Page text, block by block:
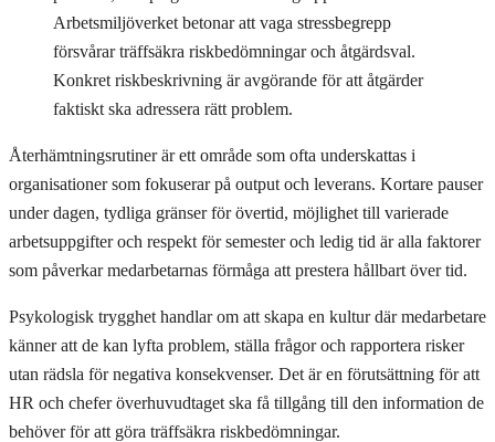
Arbetsmiljöverket betonar att vaga stressbegrepp
försvårar träffsäkra riskbedömningar och åtgärdsval.
Konkret riskbeskrivning är avgörande för att åtgärder
faktiskt ska adressera rätt problem.
Återhämtningsrutiner är ett område som ofta underskattas i
organisationer som fokuserar på output och leverans. Kortare pauser
under dagen, tydliga gränser för övertid, möjlighet till varierade
arbetsuppgifter och respekt för semester och ledig tid är alla faktorer
som påverkar medarbetarnas förmåga att prestera hållbart över tid.
Psykologisk trygghet handlar om att skapa en kultur där medarbetare
känner att de kan lyfta problem, ställa frågor och rapportera risker
utan rädsla för negativa konsekvenser. Det är en förutsättning för att
HR och chefer överhuvudtaget ska få tillgång till den information de
behöver för att göra träffsäkra riskbedömningar.